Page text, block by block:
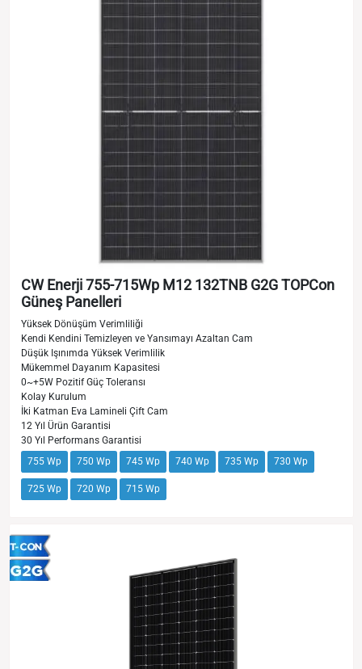
CW Enerji 755-715Wp M12 132TNB G2G TOPCon
Güneş Panelleri
Yüksek Dönüşüm Verimliliği
Kendi Kendini Temizleyen ve Yansımayı Azaltan Cam
Düşük Işınımda Yüksek Verimlilik
Mükemmel Dayanım Kapasitesi
0~+5W Pozitif Güç Toleransı
Kolay Kurulum
İki Katman Eva Lamineli Çift Cam
12 Yıl Ürün Garantisi
30 Yıl Performans Garantisi
755 Wp
750 Wp 745 Wp 740 Wp 735 Wp 730 Wp
725 Wp 720 Wp 715 Wp